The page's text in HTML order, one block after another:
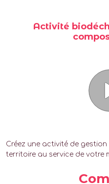
Activité
Créez une activité de
territoire au service de votre